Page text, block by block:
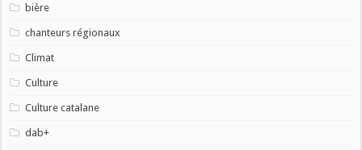
bière
chanteurs régionaux
Climat
Culture
Culture catalane
dab+